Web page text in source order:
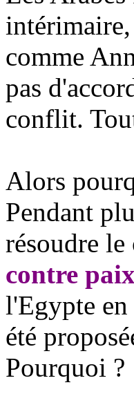
intérimaire,
comme
pas
conflit.
Alors
Pendant
résoudre
contre paix
l'Egypte
été
Pourquoi ?